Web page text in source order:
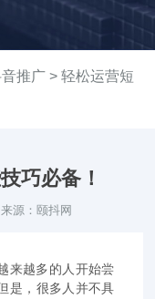
推广 > 轻松运营短
巧必备！
源：颐抖网
来越多的人开始尝
是，很多人并不具